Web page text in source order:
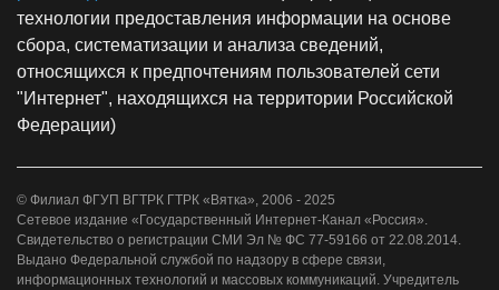
технологии предоставления информации на основе
сбора, систематизации и анализа сведений,
относящихся к предпочтениям пользователей сети
"Интернет", находящихся на территории Российской
Федерации)
© Филиал ФГУП ВГТРК ГТРК «Вятка», 2006 - 2025
Сетевое издание «Государственный Интернет-Канал «Россия».
Свидетельство о регистрации СМИ Эл № ФС 77-59166 от 22.08.2014.
Выдано Федеральной службой по надзору в сфере связи,
информационных технологий и массовых коммуникаций. Учредитель